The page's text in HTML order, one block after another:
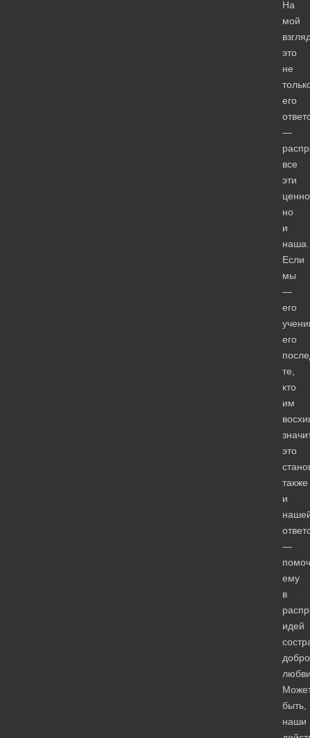
На
мой
это
не
его
—
все
эти
но
и
наша.
Если
мы
—
его
его
те,
кто
им
это
также
и
—
ему
в
идей
быть,
наши